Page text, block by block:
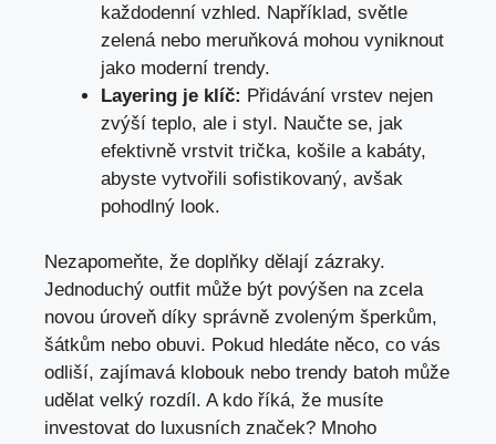
každodenní vzhled. Například, světle
zelená nebo meruňková mohou vyniknout
jako moderní trendy.
Layering je klíč: Přidávání vrstev nejen
zvýší teplo, ale i styl. Naučte se, jak
efektivně vrstvit trička, košile a kabáty,
abyste vytvořili sofistikovaný, avšak
pohodlný look.
Nezapomeňte, že doplňky dělají zázraky.
Jednoduchý outfit může být povýšen na zcela
novou úroveň díky správně zvoleným šperkům,
šátkům nebo obuvi. Pokud hledáte něco, co vás
odliší, zajímavá klobouk nebo trendy batoh může
udělat velký rozdíl. A kdo říká, že musíte
investovat do luxusních značek? Mnoho